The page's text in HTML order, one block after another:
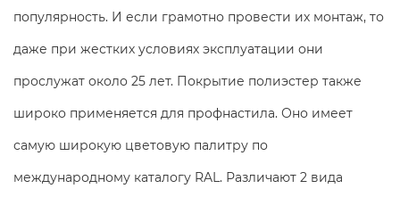
популярность. И если грамотно провести их монтаж, то
даже при жестких условиях эксплуатации они
прослужат около 25 лет. Покрытие полиэстер также
широко применяется для профнастила. Оно имеет
самую широкую цветовую палитру по
международному каталогу RAL. Различают 2 вида